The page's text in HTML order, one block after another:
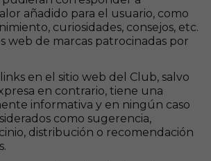
añadido para el usuario, como
curiosidades, consejos, etc.
web de marcas patrocinadas por
en el sitio web del Club, salvo
en contrario, tiene una
informativa y en ningún caso
como sugerencia,
distribución o recomendación